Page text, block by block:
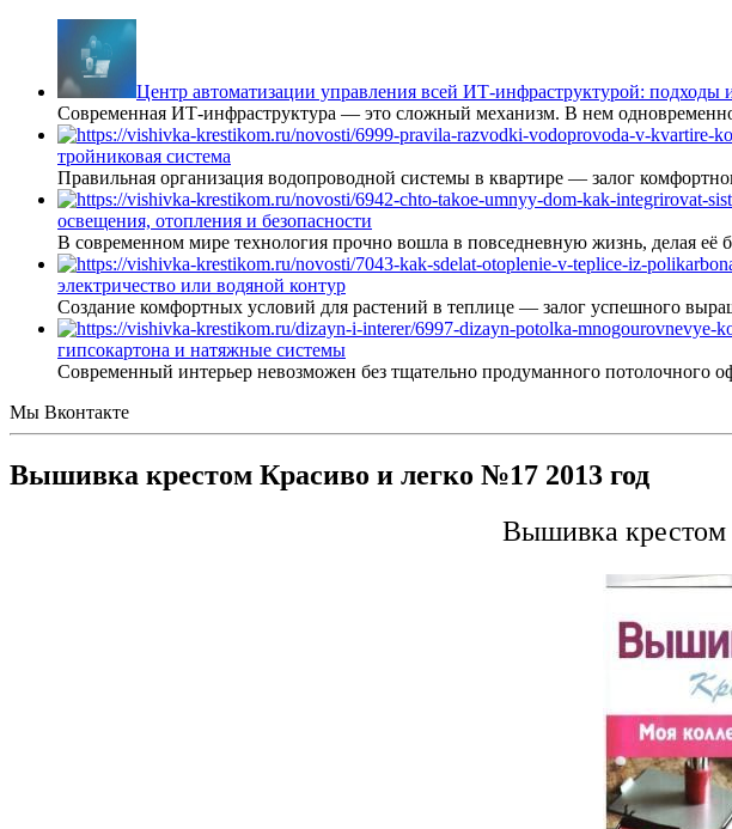
Центр автоматизации управления всей ИТ-инфраструктурой: подходы
Современная ИТ-инфраструктура — это сложный механизм. В нем одновременно
тройниковая система
Правильная организация водопроводной системы в квартире — залог
освещения, отопления и безопасности
В современном мире технология прочно вошла в повседневную жизнь, делая её
электричество или водяной контур
Создание комфортных условий для растений в теплице — залог успешного
гипсокартона и натяжные системы
Современный интерьер невозможен без тщательно продуманного потолочного
Мы Вконтакте
Вышивка крестом Красиво и легко №17 2013 год
Вышивка крестом